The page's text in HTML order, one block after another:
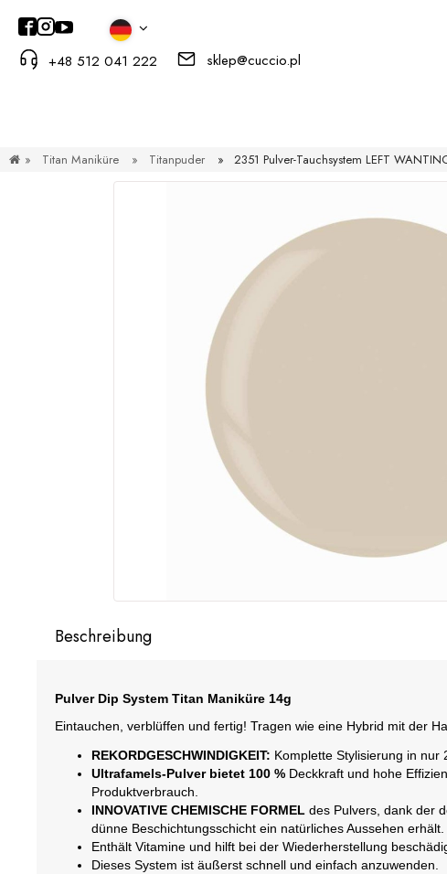
+48 512 041 222 sklep@cuccio.pl
» Titan Maniküre » Titanpuder » 2351 Pulver-Tauchsystem LEFT
Beschreibung
Pulver Dip System Titan Maniküre 14g
Eintauchen, verblüffen und fertig! Tragen wie eine Hybrid mit der
REKORDGESCHWINDIGKEIT: Komplette Stylisierung in nur
Ultrafamels-Pulver bietet 100 % Deckkraft und hohe
Produktverbrauch.
INNOVATIVE CHEMISCHE FORMEL des Pulvers, dank der
dünne Beschichtungsschicht ein natürliches Aussehen erhält.
Enthält Vitamine und hilft bei der Wiederherstellung
Dieses System ist äußerst schnell und einfach anzuwenden.